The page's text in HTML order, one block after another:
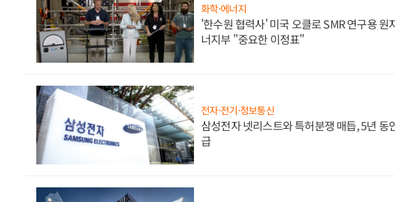
화학·에너지
'한수원 협력사' 미국 오클로 SMR 연구용 원
너지부 "중요한 이정표"
전자·전기·정보통신
삼성전자 넷리스트와 특허분쟁 매듭, 5년 동
급